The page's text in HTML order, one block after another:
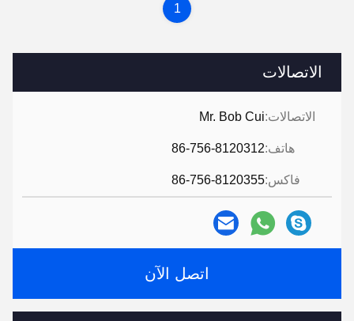
الاتصالات
الاتصالات:Mr. Bob Cui
هاتف:86-756-8120312
فاكس:86-756-8120355
اتصل الآن
1